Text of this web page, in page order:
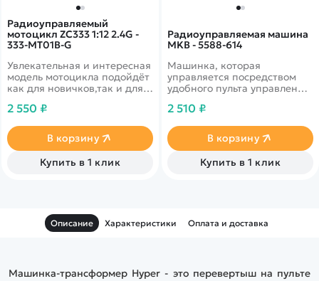
Радиоуправляемый
мотоцикл ZC333 1:12 2.4G -
333-MT01B-G
Увлекательная и интересная
модель мотоцикла подойдёт
как для новичков,так и для
радиоуправляемых моделей.
скорость до 40 км/ч и
входить в самые крутые
повороты, благодаря своей
форме! Модель выполнена в
2 550 ₽
В корзину
Купить в 1 клик
Радиоуправляемая машина
MKB - 5588-614
Машинка, которая
управляется посредством
удобного пульта управления.
переворачиваться и
делать трюки и разгоняться
до 7 км в час. Полный
привод позволит проходить
высокие препятствия.
2 510 ₽
В корзину
Купить в 1 клик
Описание Характеристики Оплата и доставка
Машинка-трансформер Hyper - это перевертыш на пульте